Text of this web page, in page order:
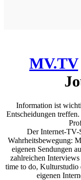
MV.TV
Information ist
Entscheidungen
Der Internet-TV-
Wahrheitsbewegung:
eigenen Sendungen
zahlreichen
time to do, Kulturstudio
eigenen